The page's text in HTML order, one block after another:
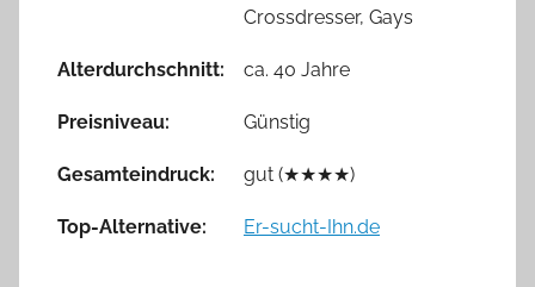
Crossdresser, Gays
Alterdurchschnitt: ca. 40 Jahre
Preisniveau: Günstig
Gesamteindruck: gut (★★★★)
Top-Alternative: Er-sucht-Ihn.de